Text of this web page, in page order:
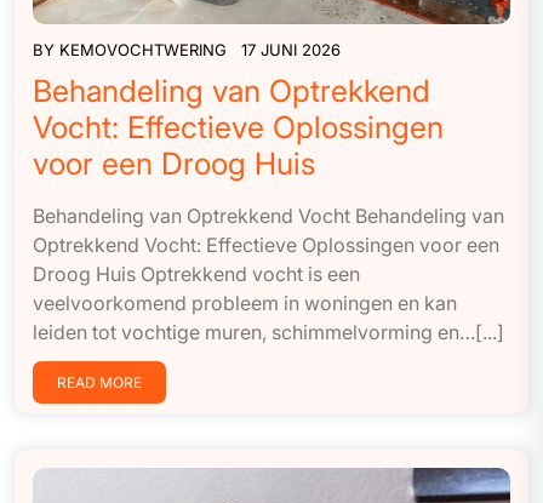
BY KEMOVOCHTWERING 17 JUNI 2026
Behandeling van Optrekkend
Vocht: Effectieve Oplossingen
voor een Droog Huis
Behandeling van Optrekkend Vocht Behandeling van
Optrekkend Vocht: Effectieve Oplossingen voor een
Droog Huis Optrekkend vocht is een
veelvoorkomend probleem in woningen en kan
leiden tot vochtige muren, schimmelvorming en…[...]
READ MORE